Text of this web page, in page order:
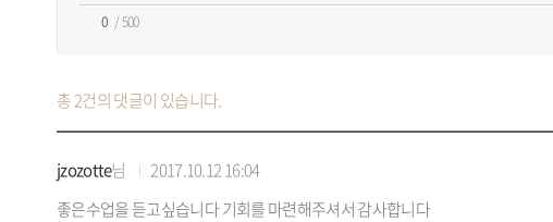
/ 500
총 2건의 댓글이 있습니다.
jzozotte님
2017.10.12 16:04
좋은수업을 듣고싶습니다 기회를 마련해주셔서 감사합니다